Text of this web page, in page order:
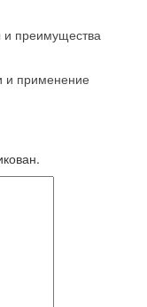
и преимущества
и применение